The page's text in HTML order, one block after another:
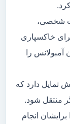
شخصی،
خاکسپاری
را
تمایل دارد که
منتقل شود.
انجام